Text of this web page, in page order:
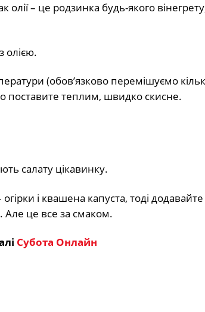
– це родзинка будь-якого
олією.
(обов’язково перемішуємо кілька
поставите теплим, швидко скисне.
салату цікавинку.
і квашена капуста, тоді
Але це все за смаком.
Субота Онлайн